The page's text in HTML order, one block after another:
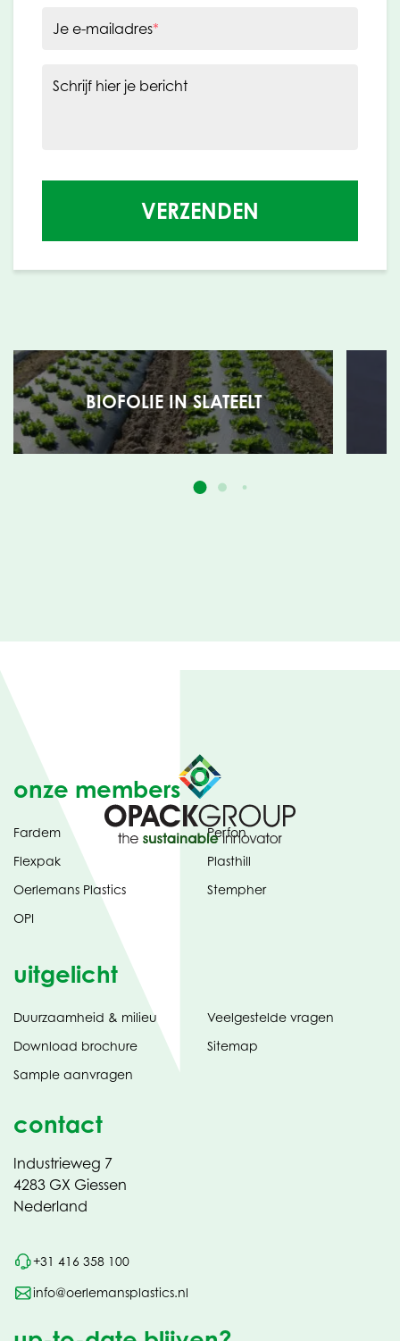
Je e-mailadres*
Schrijf hier je bericht
VERZENDEN
BIOFOLIE IN SLATEELT
onze members
Fardem
Flexpak
Oerlemans Plastics
OPI
Perfon
Plasthill
Stempher
uitgelicht
Duurzaamheid & milieu
Download brochure(opent
tabblad)
Sample aanvragen
Veelgestelde vragen
Sitemap
contact
Industrieweg 7
4283 GX Giessen
Nederland
+31 416 358 100
info@oerlemansplastics.nl